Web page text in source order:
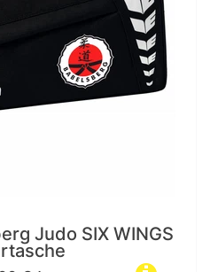
Judo SIX WINGS